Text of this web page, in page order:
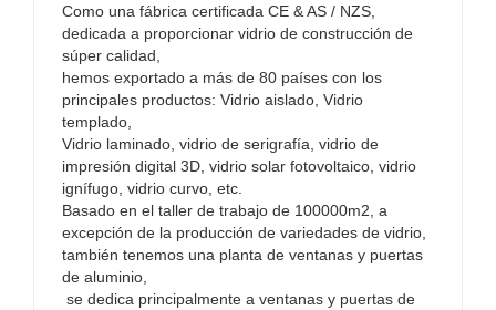
Como una fábrica certificada CE & AS / NZS,
dedicada a proporcionar vidrio de construcción de
súper calidad,
hemos exportado a más de 80 países con los
principales productos: Vidrio aislado, Vidrio
templado,
Vidrio laminado, vidrio de serigrafía, vidrio de
impresión digital 3D, vidrio solar fotovoltaico, vidrio
ignífugo, vidrio curvo, etc.
Basado en el taller de trabajo de 100000m2, a
excepción de la producción de variedades de vidrio,
también tenemos una planta de ventanas y puertas
de aluminio,
se dedica principalmente a ventanas y puertas de